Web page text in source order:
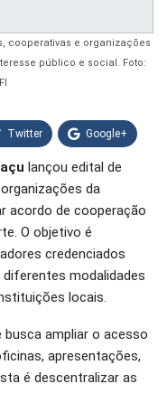
cooperativas e organizações
público e social. Foto:
Twitter Google+
Pinterest
lançou edital de
da
acordo de cooperação
O objetivo é
credenciados
modalidades
locais.
busca ampliar o acesso
apresentações,
é descentralizar as